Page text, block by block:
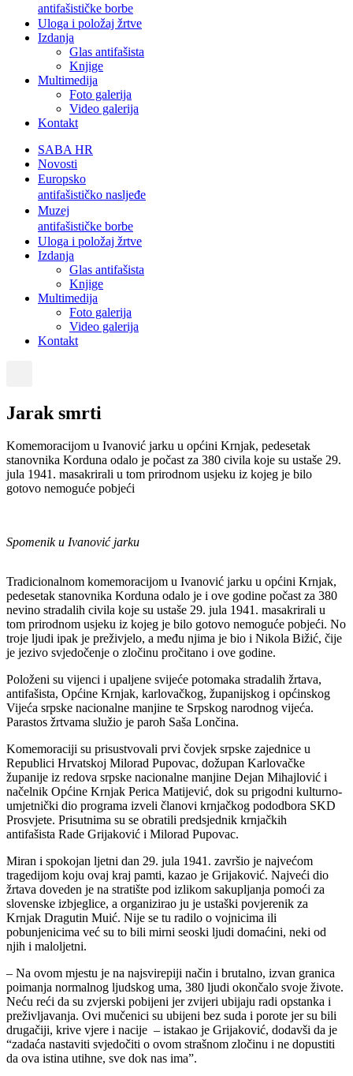
antifašističke borbe
Uloga i položaj žrtve
Izdanja
Glas antifašista
Knjige
Multimedija
Foto galerija
Video galerija
Kontakt
SABA HR
Novosti
Europsko
antifašističko nasljeđe
Muzej
antifašističke borbe
Uloga i položaj žrtve
Izdanja
Glas antifašista
Knjige
Multimedija
Foto galerija
Video galerija
Kontakt
Jarak smrti
Komemoracijom u Ivanović jarku u općini Krnjak, pedesetak
stanovnika Korduna odalo je počast za 380 civila koje su ustaše 29.
jula 1941. masakrirali u tom prirodnom usjeku iz kojeg je bilo
gotovo nemoguće pobjeći
Spomenik u Ivanović jarku
Tradicionalnom komemoracijom u Ivanović jarku u općini Krnjak,
pedesetak stanovnika Korduna odalo je i ove godine počast za 380
nevino stradalih civila koje su ustaše 29. jula 1941. masakrirali u
tom prirodnom usjeku iz kojeg je bilo gotovo nemoguće pobjeći. No
troje ljudi ipak je preživjelo, a među njima je bio i Nikola Bižić, čije
je jezivo svjedočenje o zločinu pročitano i ove godine.
Položeni su vijenci i upaljene svijeće potomaka stradalih žrtava,
antifašista, Općine Krnjak, karlovačkog, županijskog i općinskog
Vijeća srpske nacionalne manjine te Srpskog narodnog vijeća.
Parastos žrtvama služio je paroh Saša Lončina.
Komemoraciji su prisustvovali prvi čovjek srpske zajednice u
Republici Hrvatskoj Milorad Pupovac, dožupan Karlovačke
županije iz redova srpske nacionalne manjine Dejan Mihajlović i
načelnik Općine Krnjak Perica Matijević, dok su prigodni kulturno-
umjetnički dio programa izveli članovi krnjačkog pododbora SKD
Prosvjete. Prisutnima su se obratili predsjednik krnjačkih
antifašista Rade Grijaković i Milorad Pupovac.
Miran i spokojan ljetni dan 29. jula 1941. završio je najvećom
tragedijom koju ovaj kraj pamti, kazao je Grijaković. Najveći dio
žrtava doveden je na stratište pod izlikom sakupljanja pomoći za
slovenske izbjeglice, a organizirao ju je ustaški povjerenik za
Krnjak Dragutin Muić. Nije se tu radilo o vojnicima ili
pobunjenicima već su to bili mirni seoski ljudi domaćini, neki od
njih i maloljetni.
– Na ovom mjestu je na najsvirepiji način i brutalno, izvan granica
poimanja normalnog ljudskog uma, 380 ljudi okončalo svoje živote.
Neću reći da su zvjerski pobijeni jer zvijeri ubijaju radi opstanka i
preživljavanja. Ovi mučenici su ubijeni bez suda i porote jer su bili
drugačiji, krive vjere i nacije – istakao je Grijaković, dodavši da je
“zadaća nastaviti svjedočiti o ovom strašnom zločinu i ne dopustiti
da ova istina utihne, sve dok nas ima”.